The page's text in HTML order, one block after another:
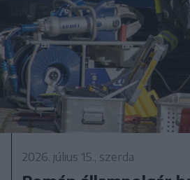
2026. július 15., szerda